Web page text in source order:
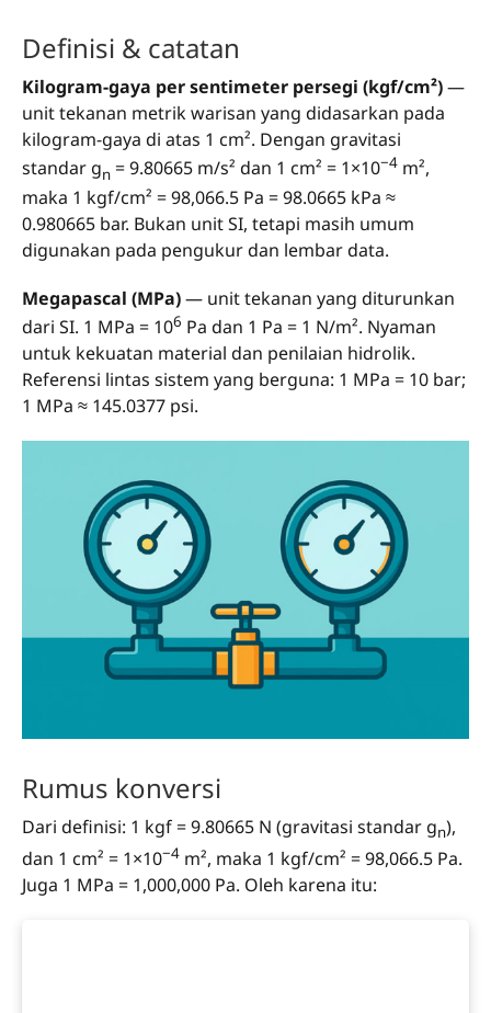
Definisi & catatan
Kilogram-gaya per sentimeter persegi (kgf/cm²)—
unit tekanan metrik warisan yang didasarkan pada
kilogram-gaya di atas 1 cm². Dengan gravitasi
standar gn = 9.80665 m/s² dan 1 cm² = 1×10−4 m²,
maka 1 kgf/cm² = 98,066.5 Pa = 98.0665 kPa ≈
0.980665 bar. Bukan unit SI, tetapi masih umum
digunakan pada pengukur dan lembar data.
Megapascal (MPa)— unit tekanan yang diturunkan
dari SI. 1 MPa = 106 Pa dan 1 Pa = 1 N/m². Nyaman
untuk kekuatan material dan penilaian hidrolik.
Referensi lintas sistem yang berguna: 1 MPa = 10 bar;
1 MPa ≈ 145.0377 psi.
Rumus konversi
Dari definisi: 1 kgf = 9.80665 N (gravitasi standar gn),
dan 1 cm² = 1×10−4 m², maka 1 kgf/cm² = 98,066.5 Pa.
Juga 1 MPa = 1,000,000 Pa. Oleh karena itu: